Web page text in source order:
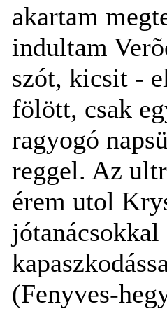
akartam
indultam
szót, kicsit -
fölött, csak
ragyogó
reggel. Az
érem utol
(Fenyves-